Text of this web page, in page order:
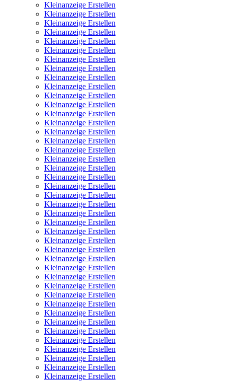
Kleinanzeige Erstellen
Kleinanzeige Erstellen
Kleinanzeige Erstellen
Kleinanzeige Erstellen
Kleinanzeige Erstellen
Kleinanzeige Erstellen
Kleinanzeige Erstellen
Kleinanzeige Erstellen
Kleinanzeige Erstellen
Kleinanzeige Erstellen
Kleinanzeige Erstellen
Kleinanzeige Erstellen
Kleinanzeige Erstellen
Kleinanzeige Erstellen
Kleinanzeige Erstellen
Kleinanzeige Erstellen
Kleinanzeige Erstellen
Kleinanzeige Erstellen
Kleinanzeige Erstellen
Kleinanzeige Erstellen
Kleinanzeige Erstellen
Kleinanzeige Erstellen
Kleinanzeige Erstellen
Kleinanzeige Erstellen
Kleinanzeige Erstellen
Kleinanzeige Erstellen
Kleinanzeige Erstellen
Kleinanzeige Erstellen
Kleinanzeige Erstellen
Kleinanzeige Erstellen
Kleinanzeige Erstellen
Kleinanzeige Erstellen
Kleinanzeige Erstellen
Kleinanzeige Erstellen
Kleinanzeige Erstellen
Kleinanzeige Erstellen
Kleinanzeige Erstellen
Kleinanzeige Erstellen
Kleinanzeige Erstellen
Kleinanzeige Erstellen
Kleinanzeige Erstellen
Kleinanzeige Erstellen